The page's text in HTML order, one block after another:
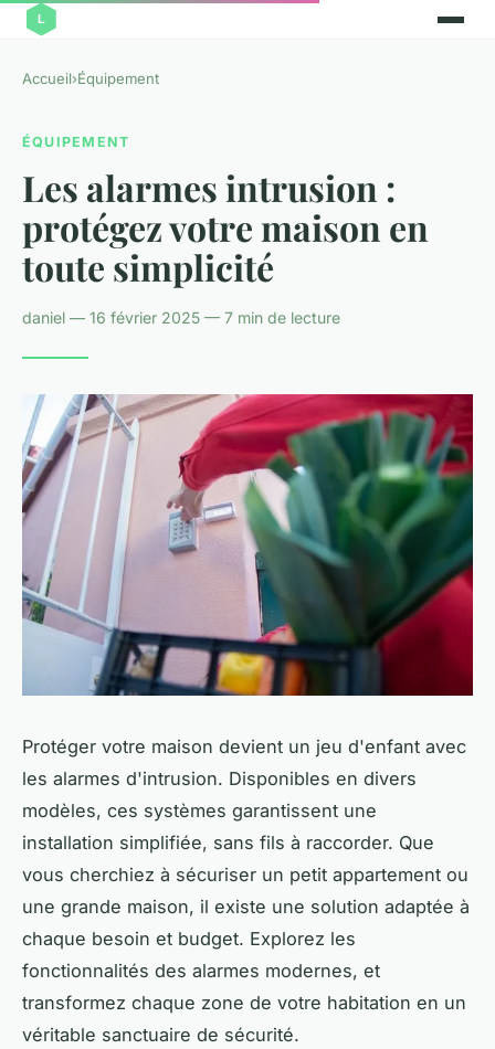
Accueil›Équipement
ÉQUIPEMENT
Les alarmes intrusion :
protégez votre maison en
toute simplicité
daniel — 16 février 2025 — 7 min de lecture
Protéger votre maison devient un jeu d'enfant avec
les alarmes d'intrusion. Disponibles en divers
modèles, ces systèmes garantissent une
installation simplifiée, sans fils à raccorder. Que
vous cherchiez à sécuriser un petit appartement ou
une grande maison, il existe une solution adaptée à
chaque besoin et budget. Explorez les
fonctionnalités des alarmes modernes, et
transformez chaque zone de votre habitation en un
véritable sanctuaire de sécurité.